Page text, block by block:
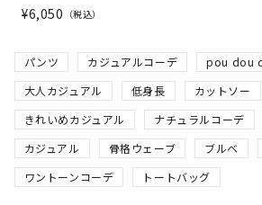
¥6,050 税込
パンツ カジュアルコーデ
pou dou
大人カジュアル
低身長 カットソー
きれいめカジュアル
ナチュラルコーデ
カジュアル
骨格ウェーブ ブルベ
ワントーンコーデ
トートバッグ